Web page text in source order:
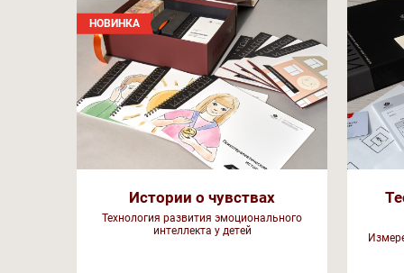
НОВИНКА
Истории о чувствах
Технология развития эмоционального
интеллекта у детей